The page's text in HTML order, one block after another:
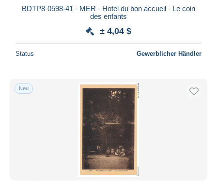
BDTP8-0598-41 - MER - Hotel du bon accueil - Le coin
des enfants
± 4,04 $
Status Gewerblicher Händler
Neu